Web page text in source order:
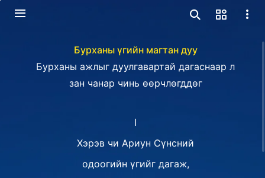
Бурханы үгийн магтан дуу
Бурханы ажлыг дуулгавартай дагаснаар л
зан чанар чинь өөрчлөгддөг
I
Хэрэв чи Ариун Сүнсний
одоогийн үгийг дагаж,